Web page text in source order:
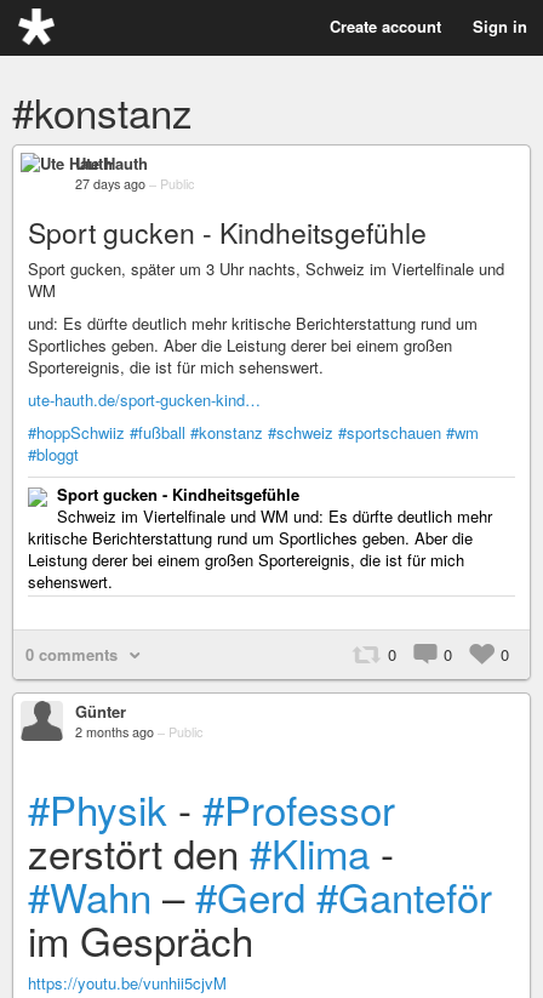
Create account Sign in
#konstanz
Ute Hauth
27 days ago – Public
Sport gucken - Kindheitsgefühle
Sport gucken, später um 3 Uhr nachts, Schweiz im Viertelfinale und
WM
und: Es dürfte deutlich mehr kritische Berichterstattung rund um
Sportliches geben. Aber die Leistung derer bei einem großen
Sportereignis, die ist für mich sehenswert.
ute-hauth.de/sport-gucken-kind…
#hoppSchwiiz #fußball #konstanz #schweiz #sportschauen #wm
#bloggt
Sport gucken - Kindheitsgefühle
Schweiz im Viertelfinale und WM und: Es dürfte deutlich mehr
kritische Berichterstattung rund um Sportliches geben. Aber die
Leistung derer bei einem großen Sportereignis, die ist für mich
sehenswert.
0 comments 0 0 0
Günter
2 months ago – Public
#Physik - #Professor
zerstört den #Klima -
#Wahn –#Gerd #Ganteför
im Gespräch
https://youtu.be/vunhii5cjvM